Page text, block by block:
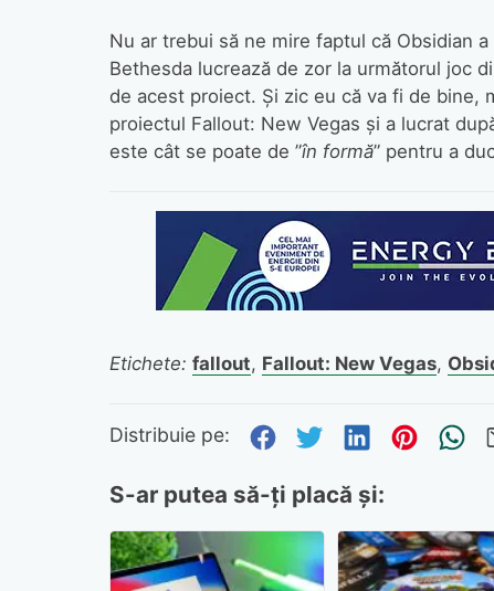
Nu ar trebui să ne mire faptul că Obsidian
Bethesda lucrează de zor la următorul joc
de acest proiect. Și zic eu că va fi de bine,
proiectul Fallout: New Vegas și a lucrat
este cât se poate de ”în formă” pentru a
Etichete: fallout, Fallout: New Vegas,
Distribuie pe: Distribuie pe
Distribuie pe
S-ar putea să-ți placă și: